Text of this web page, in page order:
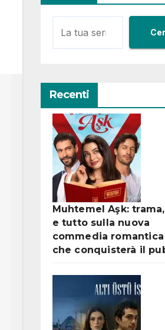
Recenti
Muhtemel Aşk:
e tutto sulla nuova
commedia
che conquisterà il